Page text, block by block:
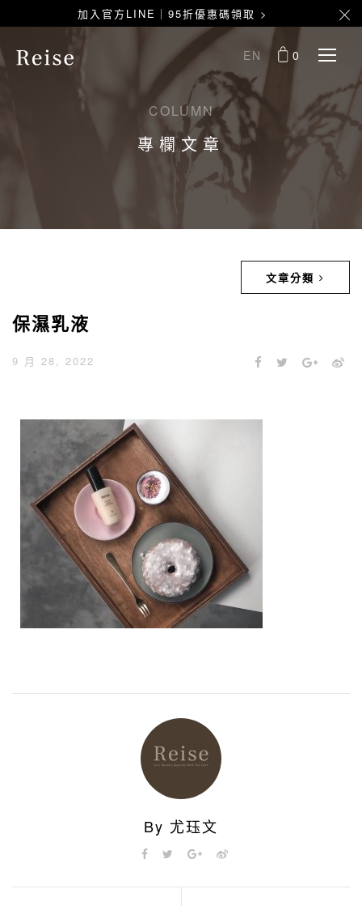
加入官方LINE｜95折優惠碼領取 >
EN 0
COLUMN
專欄文章
文章分類
保濕乳液
9 月 28, 2022
By 尤珏文